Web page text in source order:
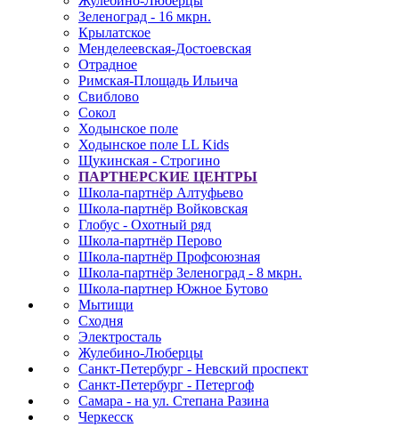
Зеленоград - 16 мкрн.
Крылатское
Менделеевская-Достоевская
Отрадное
Римская-Площадь Ильича
Свиблово
Сокол
Ходынское поле
Ходынское поле LL Kids
Щукинская - Строгино
ПАРТНЕРСКИЕ ЦЕНТРЫ
Школа-партнёр Алтуфьево
Школа-партнёр Войковская
Глобус - Охотный ряд
Школа-партнёр Перово
Школа-партнёр Профсоюзная
Школа-партнёр Зеленоград - 8 мкрн.
Школа-партнер Южное Бутово
Мытищи
Сходня
Электросталь
Жулебино-Люберцы
Санкт-Петербург - Невский проспект
Санкт-Петербург - Петергоф
Самара - на ул. Степана Разина
Черкесск